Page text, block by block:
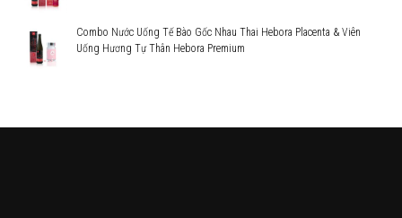
Combo Nước Uống Tế Bào Gốc Nhau Thai Hebora Placenta & Viên
Uống Hương Tự Thân Hebora Premium